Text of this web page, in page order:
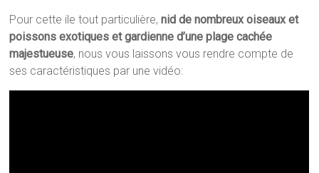
Pour cette ile tout particulière,nid de nombreux oiseaux et
poissons exotiques et gardienne d’une plage cachée
majestueuse, nous vous laissons vous rendre compte de
ses caractéristiques par une vidéo: